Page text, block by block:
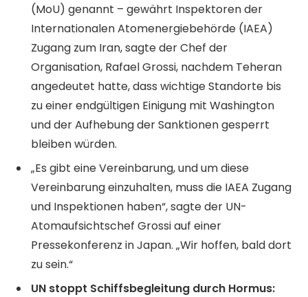
(MoU) genannt – gewährt Inspektoren der
Internationalen Atomenergiebehörde (IAEA)
Zugang zum Iran, sagte der Chef der
Organisation, Rafael Grossi, nachdem Teheran
angedeutet hatte, dass wichtige Standorte bis
zu einer endgültigen Einigung mit Washington
und der Aufhebung der Sanktionen gesperrt
bleiben würden.
„Es gibt eine Vereinbarung, und um diese
Vereinbarung einzuhalten, muss die IAEA Zugang
und Inspektionen haben“, sagte der UN-
Atomaufsichtschef Grossi auf einer
Pressekonferenz in Japan. „Wir hoffen, bald dort
zu sein.“
UN stoppt Schiffsbegleitung durch Hormus: